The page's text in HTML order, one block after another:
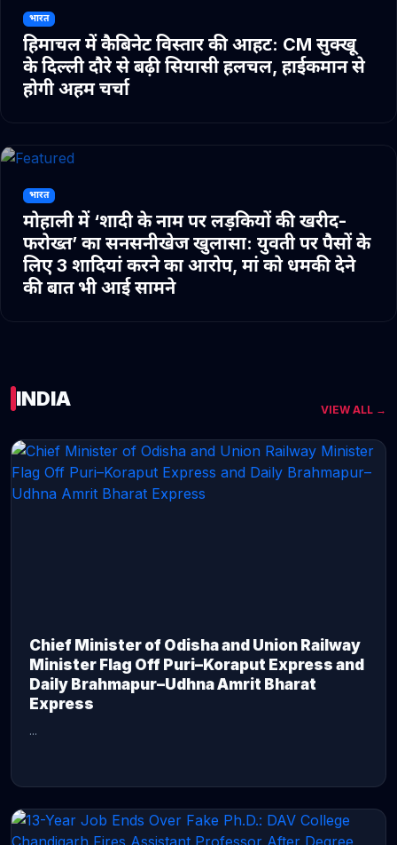
भारत
हिमाचल में कैबिनेट विस्तार की आहट: CM सुक्खू
के दिल्ली दौरे से बढ़ी सियासी हलचल, हाईकमान से
होगी अहम चर्चा
भारत
मोहाली में ‘शादी के नाम पर लड़कियों की खरीद-
फरोख्त’ का सनसनीखेज खुलासा: युवती पर पैसों के
लिए 3 शादियां करने का आरोप, मां को धमकी देने
की बात भी आई सामने
INDIA VIEW ALL →
Chief Minister of Odisha and Union Railway
Minister Flag Off Puri–Koraput Express and
Daily Brahmapur–Udhna Amrit Bharat
Express
...